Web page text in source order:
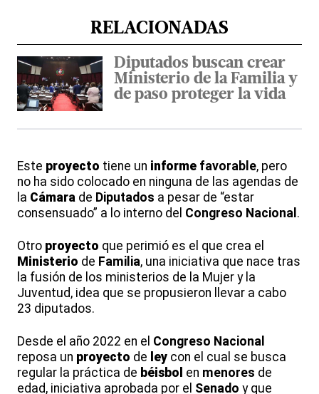
RELACIONADAS
Diputados buscan crear
Ministerio de la Familia y
de paso proteger la vida
Este proyecto tiene un informe favorable, pero
no ha sido colocado en ninguna de las agendas de
la Cámara de Diputados a pesar de “estar
consensuado” a lo interno del Congreso Nacional .
Otro proyecto que perimió es el que crea el
Ministerio de Familia, una iniciativa que nace tras
la fusión de los ministerios de la Mujer y la
Juventud, idea que se propusieron llevar a cabo
23 diputados.
Desde el año 2022 en el Congreso Nacional
reposa un proyecto de ley con el cual se busca
regular la práctica de béisbol en menores de
edad, iniciativa aprobada por el Senado y que